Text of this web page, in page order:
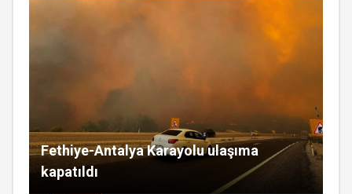
Fethiye-Antalya Karayolu ulaşıma
kapatıldı